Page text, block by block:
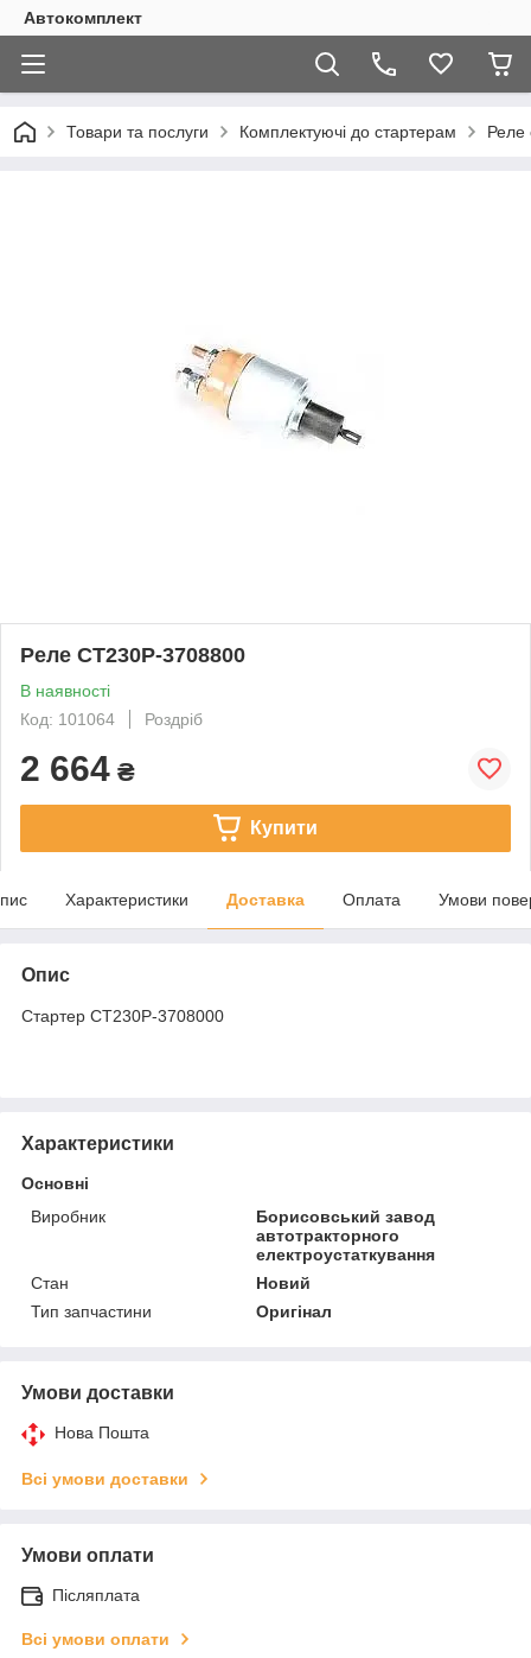
Автокомплект
Товари та послуги Комплектуючі до стартерам Реле
Реле СТ230Р-3708800
В наявності
Код: 101064
Роздріб
2 664 ₴
Купити
Характеристики Доставка Оплата Умови
Опис
Стартер СТ230Р-3708000
Характеристики
Основні
Виробник
Борисовський завод
автотракторного
електроустаткування
Стан
Новий
Тип запчастини
Оригінал
Умови доставки
Нова Пошта
Всі умови доставки
Умови оплати
Післяплата
Всі умови оплати